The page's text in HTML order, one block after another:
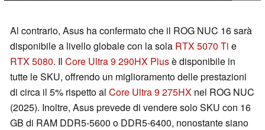
Al contrario, Asus ha confermato che il ROG NUC 16 sarà
disponibile a livello globale con la sola RTX 5070 Ti e
RTX 5080. Il Core Ultra 9 290HX Plusè disponibile in
tutte le SKU, offrendo un miglioramento delle prestazioni
di circa il 5% rispetto al Core Ultra 9 275HX nel ROG NUC
(2025). Inoltre, Asus prevede di vendere solo SKU con 16
GB di RAM DDR5-5600 o DDR5-6400, nonostante siano